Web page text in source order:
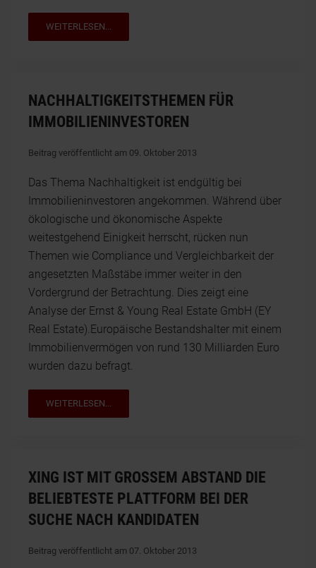
WEITERLESEN...
NACHHALTIGKEITSTHEMEN FÜR
IMMOBILIENINVESTOREN
Beitrag veröffentlicht am 09. Oktober 2013
Das Thema Nachhaltigkeit ist endgültig bei
Immobilieninvestoren angekommen. Während über
ökologische und ökonomische Aspekte
weitestgehend Einigkeit herrscht, rücken nun
Themen wie Compliance und Vergleichbarkeit der
angesetzten Maßstäbe immer weiter in den
Vordergrund der Betrachtung. Dies zeigt eine
Analyse der Ernst & Young Real Estate GmbH (EY
Real Estate).Europäische Bestandshalter mit einem
Immobilienvermögen von rund 130 Milliarden Euro
wurden dazu befragt.
WEITERLESEN...
XING IST MIT GROSSEM ABSTAND DIE B
ELIEBTESTE PLATTFORM BEI DER S
UCHE NACH KANDIDATEN
Beitrag veröffentlicht am 07. Oktober 2013